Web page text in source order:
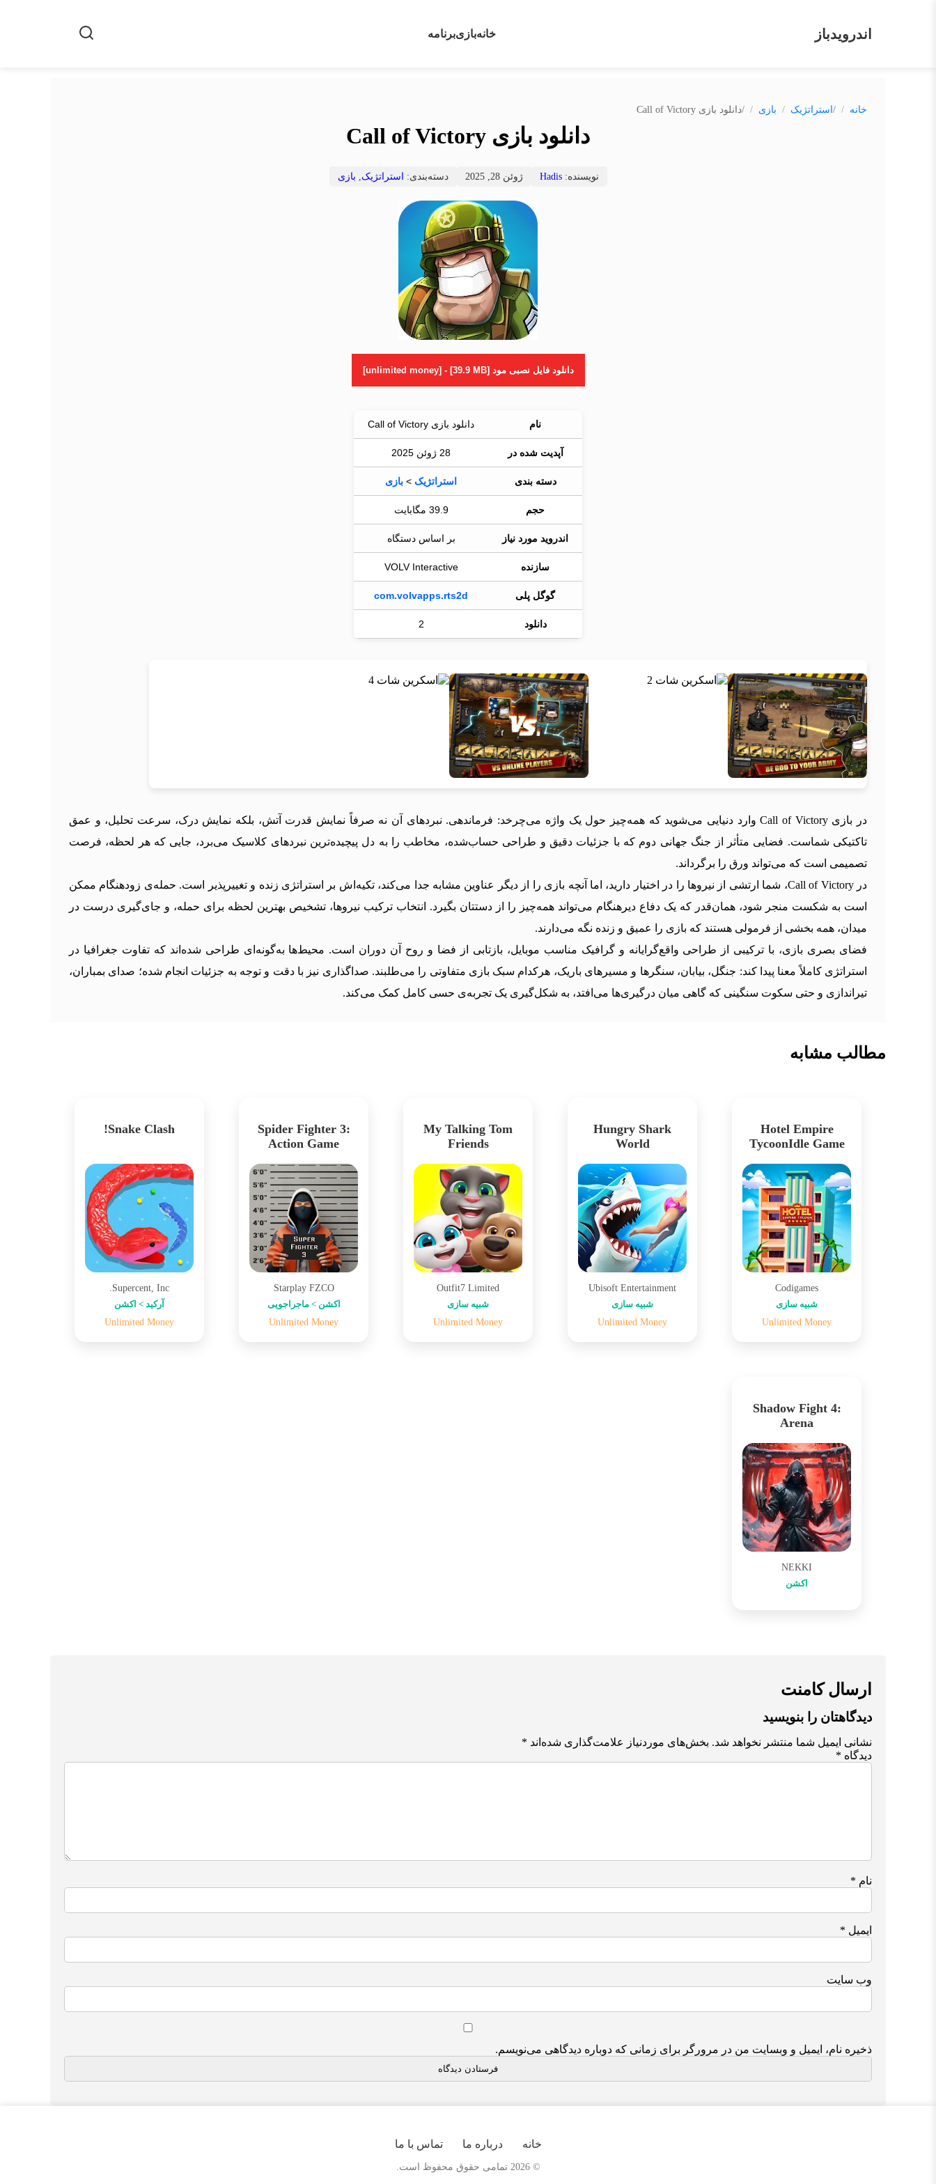
اندرویدباز خانهبازیبرنامه
خانه / استراتژیک بازی /دانلود بازی Call of Victory
دانلود بازی Call of Victory
نویسنده:Hadis ژوئن 28, 2025 دسته‌بندی: استراتژیک, بازی
دانلود فایل نصبی مود [unlimited money] - [39.9 MB]
نام دانلود بازی Call of Victory
آپدیت شده در 28 ژوئن 2025
دسته بندی استراتژیک > بازی
حجم 39.9 مگابایت
اندروید مورد نیاز بر اساس دستگاه
سازنده VOLV Interactive
گوگل پلی com.volvapps.rts2d
دانلود 2
در بازی Call of Victory وارد دنیایی می‌شوید که همه‌چیز حول یک واژه می‌چرخد: فرماندهی. نبردهای آن نه صرفاً نمایش قدرت آتش، بلکه نمایش درک، سرعت تحلیل، و عمق
تاکتیکی شماست. فضایی متأثر از جنگ جهانی دوم که با جزئیات دقیق و طراحی حساب‌شده، مخاطب را به دل پیچیده‌ترین نبردهای کلاسیک می‌برد، جایی که هر لحظه، فرصت
تصمیمی است که می‌تواند ورق را برگرداند.
در Call of Victory، شما ارتشی از نیروها را در اختیار دارید، اما آنچه بازی را از دیگر عناوین مشابه جدا می‌کند، تکیه‌اش بر استراتژی زنده و تغییرپذیر است. حمله‌ی زودهنگام ممکن
است به شکست منجر شود، همان‌قدر که یک دفاع دیرهنگام می‌تواند همه‌چیز را از دستتان بگیرد. انتخاب ترکیب نیروها، تشخیص بهترین لحظه برای حمله، و جای‌گیری درست در
میدان، همه بخشی از فرمولی هستند که بازی را عمیق و زنده نگه می‌دارند.
فضای بصری بازی، با ترکیبی از طراحی واقع‌گرایانه و گرافیک مناسب موبایل، بازتابی از فضا و روح آن دوران است. محیط‌ها به‌گونه‌ای طراحی شده‌اند که تفاوت جغرافیا در
استراتژی کاملاً معنا پیدا کند: جنگل، بیابان، سنگرها و مسیرهای باریک، هرکدام سبک بازی متفاوتی را می‌طلبند. صداگذاری نیز با دقت و توجه به جزئیات انجام شده؛ صدای بمباران،
تیراندازی و حتی سکوت سنگینی که گاهی میان درگیری‌ها می‌افتد، به شکل‌گیری یک تجربه‌ی حسی کامل کمک می‌کند.
مطالب مشابه
Hotel Empire
TycoonIdle Game
Codigames
شبیه سازی
Unlimited Money
Hungry Shark
World
Ubisoft Entertainment
شبیه سازی
Unlimited Money
My Talking Tom
Friends
Outfit7 Limited
شبیه سازی
Unlimited Money
Spider Fighter 3:
Action Game
Starplay FZCO
اکشن > ماجراجویی
Unlimited Money
Snake Clash!
Supercent, Inc.
آرکید > اکشن
Unlimited Money
Shadow Fight 4:
Arena
NEKKI
اکشن
ارسال کامنت
دیدگاهتان را بنویسید
نشانی ایمیل شما منتشر نخواهد شد. بخش‌های موردنیاز علامت‌گذاری شده‌اند *
دیدگاه *
نام *
ایمیل *
وب‌ سایت
ذخیره نام، ایمیل و وبسایت من در مرورگر برای زمانی که دوباره دیدگاهی می‌نویسم.
خانه درباره ما تماس با ما
© 2026 تمامی حقوق محفوظ است.